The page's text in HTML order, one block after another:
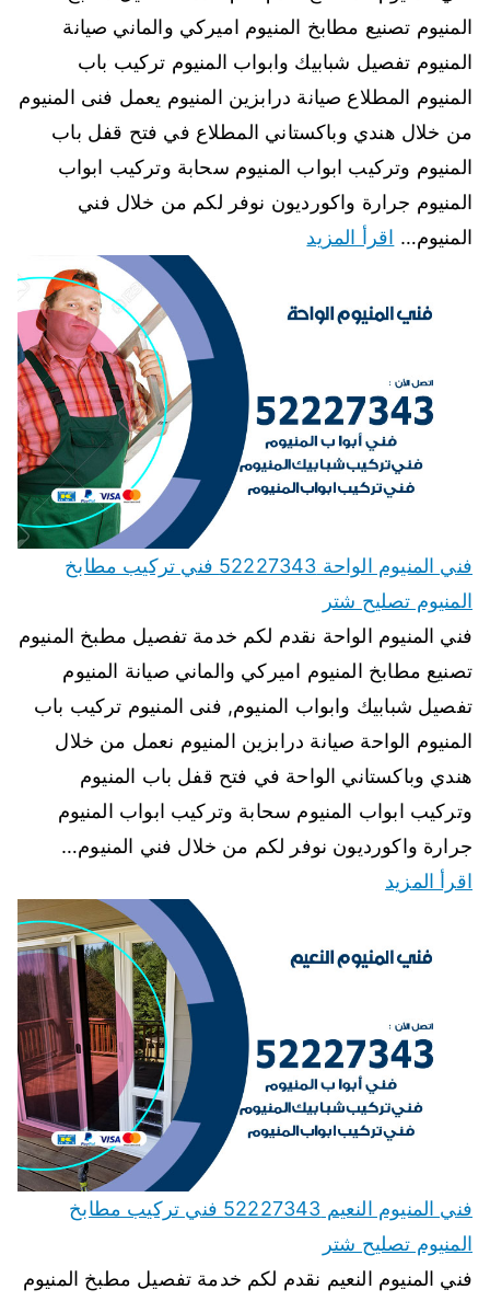
المنيوم تصنيع مطابخ المنيوم اميركي والماني صيانة
المنيوم تفصيل شبابيك وابواب المنيوم تركيب باب
المنيوم المطلاع صيانة درابزين المنيوم يعمل فنى المنيوم
من خلال هندي وباكستاني المطلاع في فتح قفل باب
المنيوم وتركيب ابواب المنيوم سحابة وتركيب ابواب
المنيوم جرارة واكورديون نوفر لكم من خلال فني
المنيوم… اقرأ المزيد
فني المنيوم الواحة 52227343 فني تركيب مطابخ
المنيوم تصليح شتر
فني المنيوم الواحة نقدم لكم خدمة تفصيل مطبخ المنيوم
تصنيع مطابخ المنيوم اميركي والماني صيانة المنيوم
تفصيل شبابيك وابواب المنيوم, فنى المنيوم تركيب باب
المنيوم الواحة صيانة درابزين المنيوم نعمل من خلال
هندي وباكستاني الواحة في فتح قفل باب المنيوم
وتركيب ابواب المنيوم سحابة وتركيب ابواب المنيوم
جرارة واكورديون نوفر لكم من خلال فني المنيوم…
اقرأ المزيد
فني المنيوم النعيم 52227343 فني تركيب مطابخ
المنيوم تصليح شتر
فني المنيوم النعيم نقدم لكم خدمة تفصيل مطبخ المنيوم